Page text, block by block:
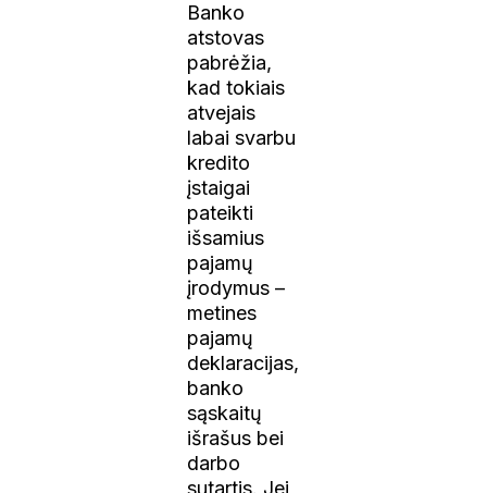
Banko
atstovas
pabrėžia,
kad tokiais
atvejais
labai svarbu
kredito
įstaigai
pateikti
išsamius
pajamų
įrodymus –
metines
pajamų
deklaracijas,
banko
sąskaitų
išrašus bei
darbo
sutartis. Jei